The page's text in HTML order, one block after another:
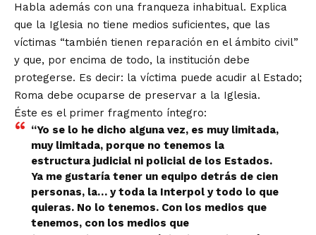
Habla además con una franqueza inhabitual. Explica
que la Iglesia no tiene medios suficientes, que las
víctimas “también tienen reparación en el ámbito civil”
y que, por encima de todo, la institución debe
protegerse. Es decir: la víctima puede acudir al Estado;
Roma debe ocuparse de preservar a la Iglesia.
Éste es el primer fragmento íntegro:
“Yo se lo he dicho alguna vez, es muy limitada,
muy limitada, porque no tenemos la
estructura judicial ni policial de los Estados.
Ya me gustaría tener un equipo detrás de cien
personas, la… y toda la Interpol y todo lo que
quieras. No lo tenemos. Con los medios que
tenemos, con los medios que